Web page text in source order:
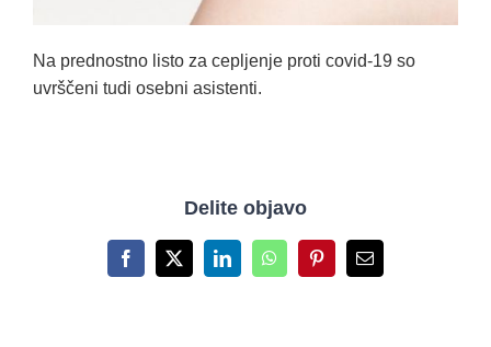
Na prednostno listo za cepljenje proti covid-19 so
uvrščeni tudi osebni asistenti.
Delite objavo
Facebook
X LinkedInWhatsAppPinterestEmail